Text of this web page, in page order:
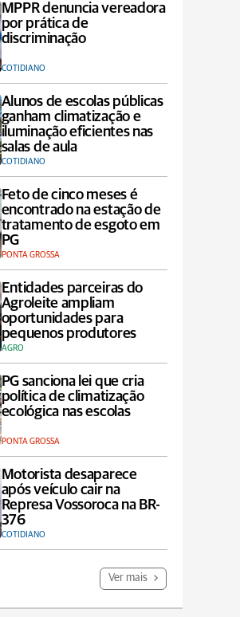
MPPR denuncia vereadora
por prática de
discriminação
COTIDIANO
Alunos de escolas públicas
ganham climatização e
iluminação eficientes nas
salas de aula
COTIDIANO
Feto de cinco meses é
encontrado na estação de
tratamento de esgoto em
PG
PONTA GROSSA
Entidades parceiras do
Agroleite ampliam
oportunidades para
pequenos produtores
AGRO
PG sanciona lei que cria
política de climatização
ecológica nas escolas
PONTA GROSSA
Motorista desaparece
após veículo cair na
Represa Vossoroca na BR-
376
COTIDIANO
Ver mais